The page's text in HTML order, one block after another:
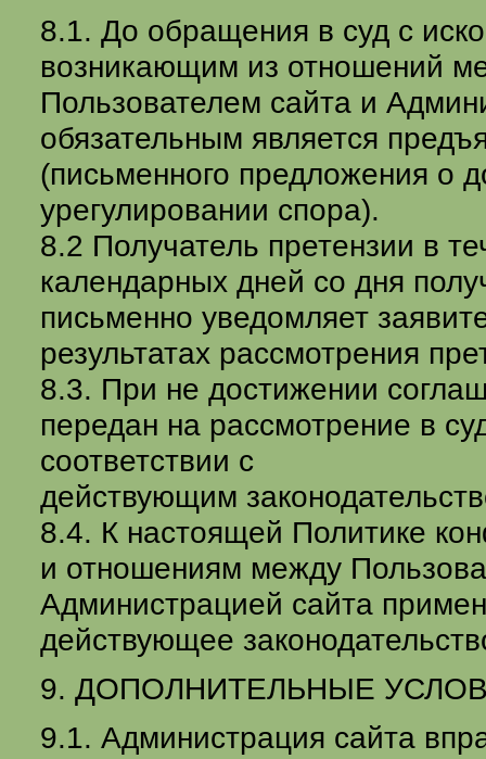
8.1. До обращения в суд с
возникающим из отношений
Пользователем сайта и
обязательным является
(письменного предложения о
урегулировании спора).
8.2 Получатель претензии в
календарных дней со дня
письменно уведомляет
результатах рассмотрения
8.3. При не достижении
передан на рассмотрение в
соответствии с
действующим
8.4. К настоящей Политике
и отношениям между
Администрацией сайта
действующее
9. ДОПОЛНИТЕЛЬНЫЕ
9.1. Администрация сайта